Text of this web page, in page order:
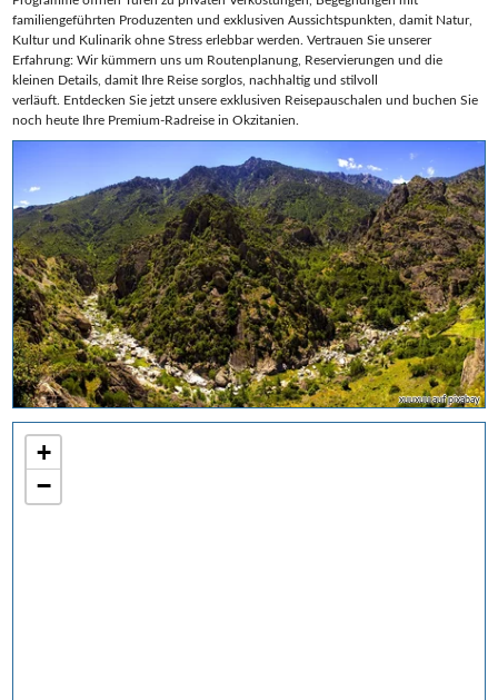
xuuxuu auf pixabay
+
−
familiengeführten Produzenten und exklusiven Aussichtspunkten, damit Natur,
Kultur und Kulinarik ohne Stress erlebbar werden. Vertrauen Sie unserer
Erfahrung: Wir kümmern uns um Routenplanung, Reservierungen und die
kleinen Details, damit Ihre Reise sorglos, nachhaltig und stilvoll
verläuft. Entdecken Sie jetzt unsere exklusiven Reisepauschalen und buchen Sie
noch heute Ihre Premium‑Radreise in Okzitanien.